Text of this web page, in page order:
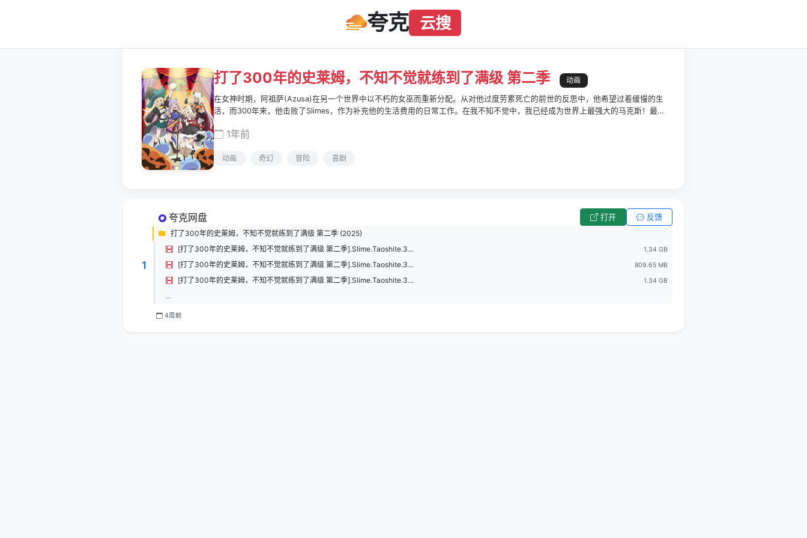
夸克 云搜
打了300年的史莱姆，不知不觉就练到了满级 第二季 动画
在女神时期，阿祖萨(Azusa)在另一个世界中以不朽的女巫而重新分配。从对他过度劳累死亡的前世的反思中，他希望过着缓慢的生
活，而300年来，他击败了Slimes，作为补充他的生活费用的日常工作。在我不知不觉中，我已经成为世界上最强大的马克斯！最强
1年前
动画 奇幻 冒险 喜剧
1
夸克网盘 打开 反馈
打了300年的史莱姆，不知不觉就练到了满级 第二季 (2025)
[打了300年的史莱姆，不知不觉就练到了满级 第二季].Slime.Taoshite.300-nen.2025.S02E12.1080p.CR.WEB-DL.H264.AAC-UBWEB.mkv
1.34 GB
[打了300年的史莱姆，不知不觉就练到了满级 第二季].Slime.Taoshite.300-nen.2025.S02E11.1080p.CR.WEB-DL.H264.AAC-UBWEB.mkv 809.65 MB
[打了300年的史莱姆，不知不觉就练到了满级 第二季].Slime.Taoshite.300-nen.2025.S02E10.1080p.CR.WEB-DL.H264.AAC-UBWEB.mkv 1.34 GB
...
4周前